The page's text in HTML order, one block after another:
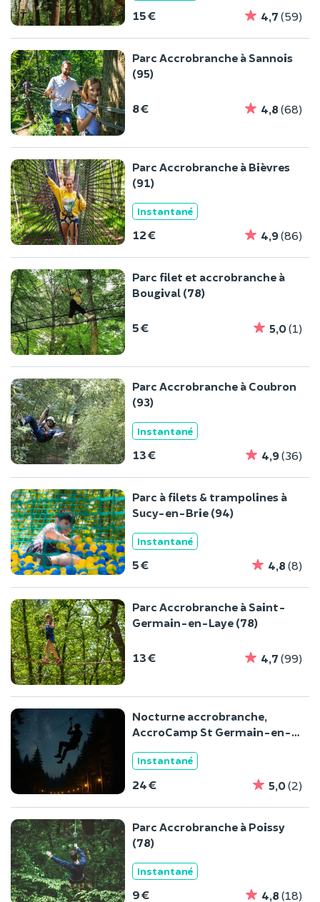
15 € 4,7 (59)
Parc Accrobranche à Sannois
(95)
8 € 4,8 (68)
Parc Accrobranche à Bièvres
(91)
Instantané
12 € 4,9(86)
Parc filet et accrobranche à
Bougival (78)
5 € 5,0(1)
Parc Accrobranche à Coubron
(93)
Instantané
13 € 4,9(36)
Parc à filets & trampolines à
Sucy-en-Brie (94)
Instantané
5 € 4,8 (8)
Parc Accrobranche à Saint-
Germain-en-Laye (78)
13 € 4,7 (99)
Nocturne accrobranche,
AccroCamp St Germain-en-
Instantané
24 € 5,0(2)
Parc Accrobranche à Poissy
(78)
Instantané
9 € 4,8 (18)